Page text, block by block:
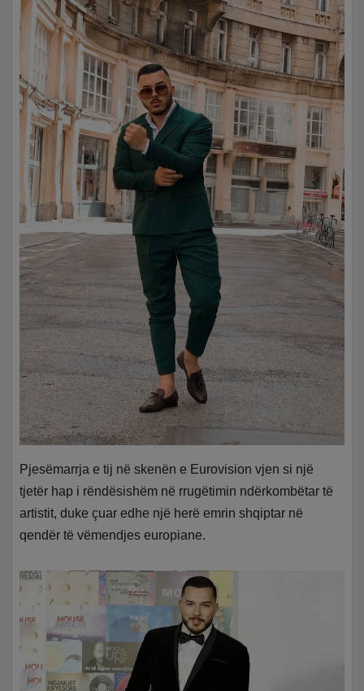
Pjesëmarrja e tij në skenën e Eurovision vjen si një
tjetër hap i rëndësishëm në rrugëtimin ndërkombëtar të
artistit, duke çuar edhe një herë emrin shqiptar në
qendër të vëmendjes europiane.